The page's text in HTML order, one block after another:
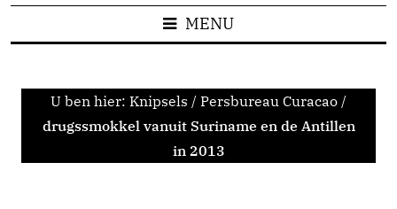
MENU
U ben hier: Knipsels / Persbureau Curacao /
drugssmokkel vanuit Suriname en de Antillen
in 2013